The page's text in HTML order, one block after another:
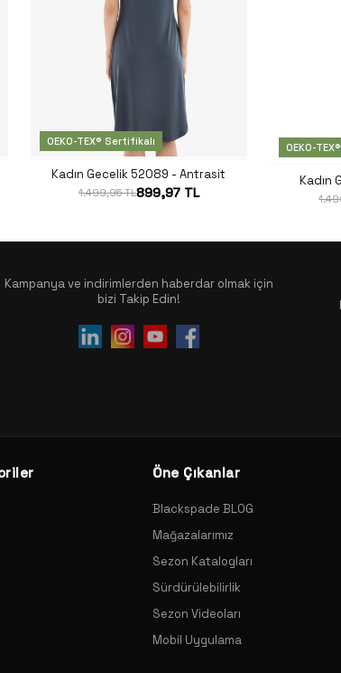
OEKO-TEX® Sertifikalı
Kadın Gecelik 52089 - Antrasit
1.499,95 TL899,97 TL
OEKO-
Kadın
Kampanya ve indirimlerden haberdar olmak için
bizi Takip Edin!
Öne Çıkanlar
Blackspade BLOG
Mağazalarımız
Sezon Katalogları
Sürdürülebilirlik
Sezon Videoları
Mobil Uygulama